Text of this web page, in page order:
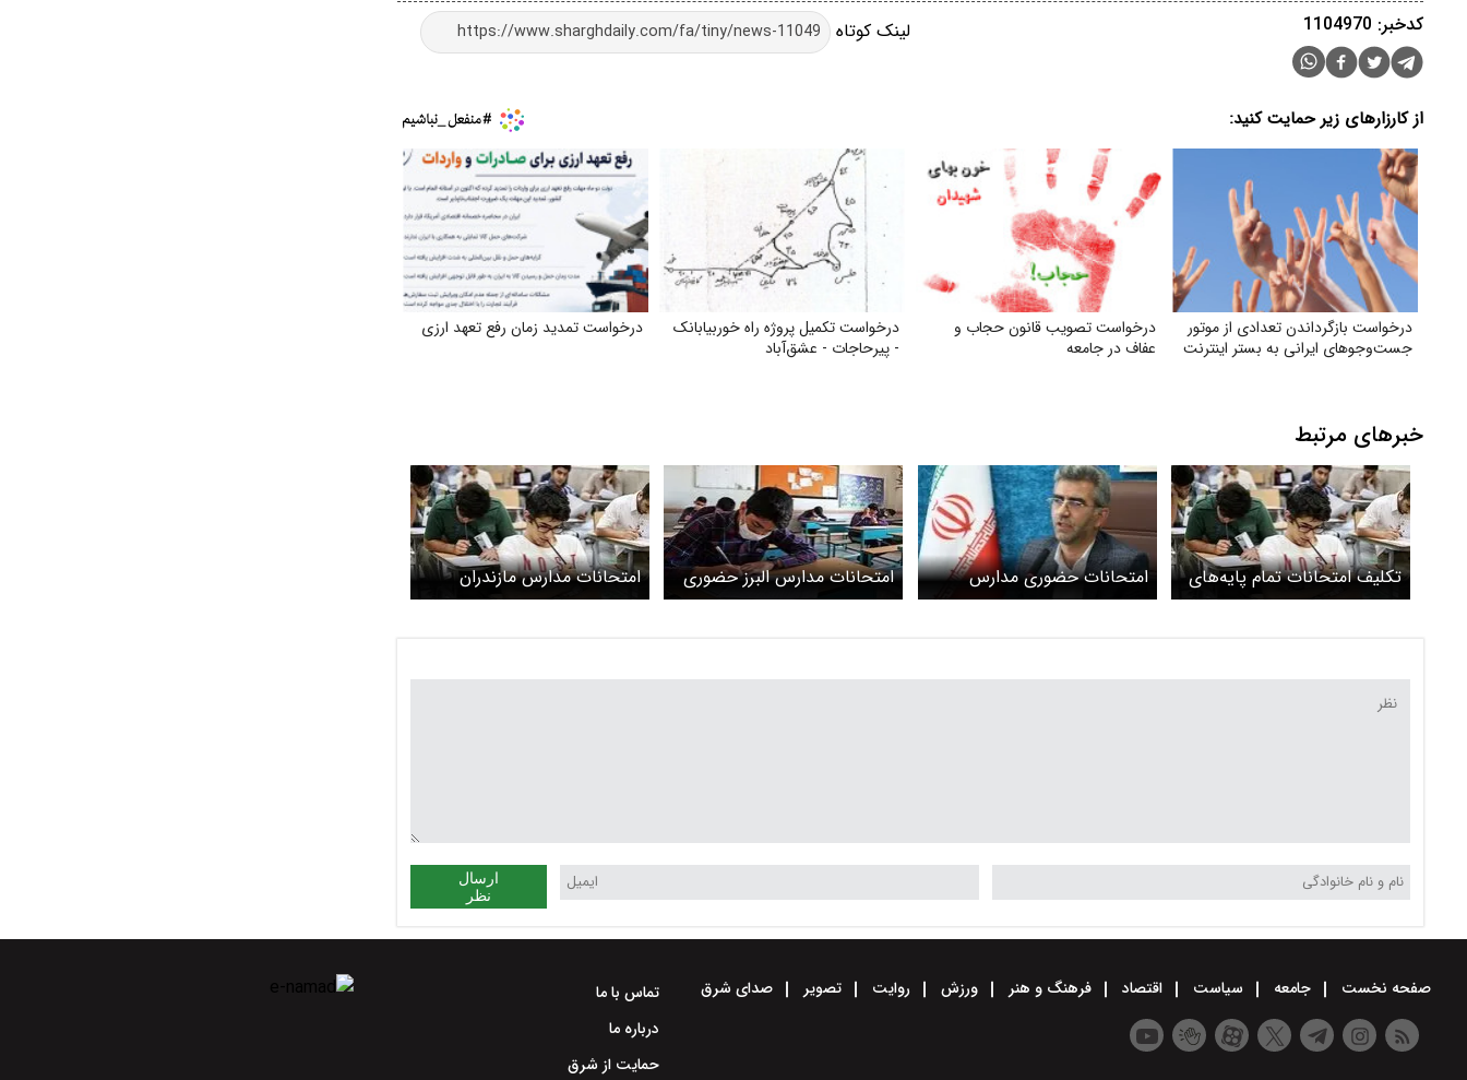
لینک کوتاه کدخبر: 1104970
از کارزارهای زیر حمایت کنید:
درخواست بازگرداندن تعدادی از موتور
جست‌وجوهای ایرانی به بستر اینترنت
درخواست تصویب قانون حجاب و
عفاف در جامعه
درخواست تکمیل پروژه راه خوربیابانک
- پیرحاجات - عشق‌آباد
درخواست تمدید زمان رفع تعهد ارزی
خبرهای مرتبط
تکلیف امتحانات تمام پایه‌های
تحصیلی خراسان رضوی معلوم
شد
امتحانات حضوری مدارس
ابتدایی سمنان ممنوع شد
امتحانات مدارس البرز حضوری
شد
امتحانات مدارس مازندران
حضوری شد
ارسال
نظر
صفحه نخست جامعه سیاست اقتصاد فرهنگ و هنر ورزش روایت تصویر صدای شرق
تماس با ما
درباره ما
حمایت از شرق